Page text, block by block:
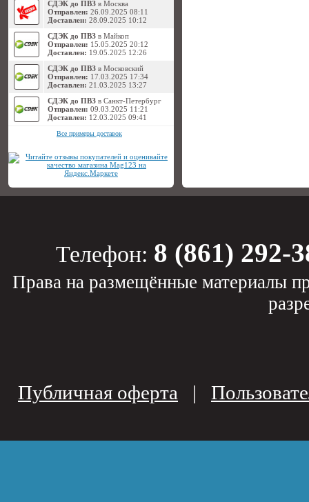
СДЭК до ПВЗ в Москва
Отправлен: 26.09.2025 08:11
Доставлен: 28.09.2025 10:12
СДЭК до ПВЗ в Майкоп
Отправлен: 15.05.2025 20:12
Доставлен: 19.05.2025 12:26
СДЭК до ПВЗ в Московский
Отправлен: 17.03.2025 17:34
Доставлен: 21.03.2025 13:27
СДЭК до ПВЗ в Санкт-Петербург
Отправлен: 09.03.2025 11:21
Доставлен: 12.03.2025 09:41
Все примеры доставок
Телефон: 8 (861) 292-
Права на размещённые материалы
Публичная оферта |